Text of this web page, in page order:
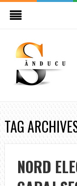
TAG
NORD